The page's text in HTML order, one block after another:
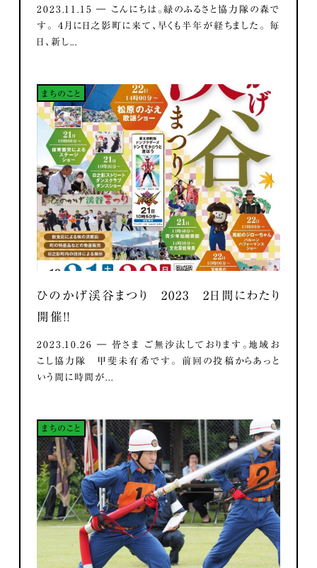
2023.11.15 ― こんにちは。緑のふるさと協力隊の森で
す。 ４月に日之影町に来て、早くも半年が経ちました。 毎
日、新し...
まちのこと
ひのかげ渓谷まつり 2023 2日間にわたり
開催！！
2023.10.26 ― 皆さま ご無沙汰しております。地域お
こし協力隊 甲斐未有希です。 前回の投稿からあっと
いう間に時間が...
まちのこと